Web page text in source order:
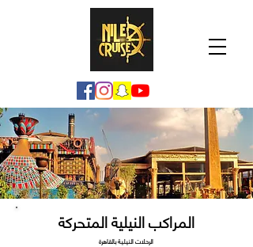
المراكب النيلية المتحركة
الرحلات النيلية بالقاهرة